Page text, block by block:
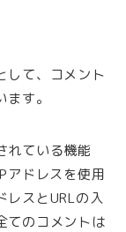
して、コメント
す。
れている機能
アドレスを使用
レスとURLの入
てのコメントは